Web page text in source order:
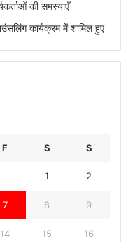
की समस्याएँ
कार्यक्रम में शामिल हुए
F S S
1 2
7 8 9
14 15 16